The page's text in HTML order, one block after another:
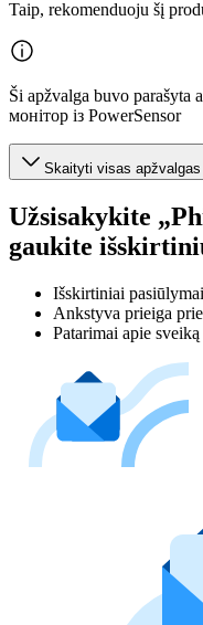
Taip, rekomenduoju šį
Ši apžvalga buvo
монітор із PowerSensor
Skaityti visas apžvalgas
Užsisakykite
gaukite
Išskirtiniai
Ankstyva prieiga
Patarimai apie